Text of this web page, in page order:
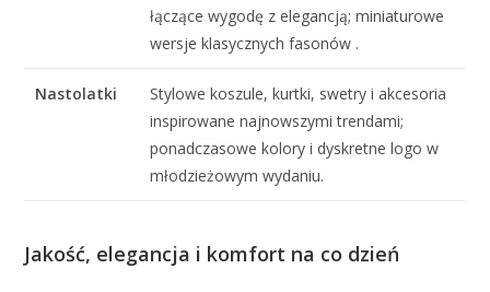
łączące wygodę z elegancją; miniaturowe
wersje klasycznych fasonów .
Nastolatki
Stylowe koszule, kurtki, swetry i akcesoria
inspirowane najnowszymi trendami;
ponadczasowe kolory i dyskretne logo w
młodzieżowym wydaniu.
Jakość, elegancja i komfort na co dzień